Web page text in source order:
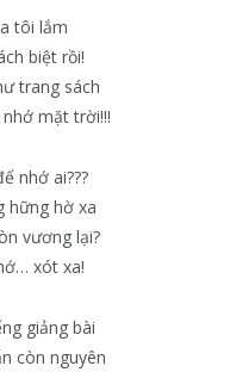
tôi lắm
biệt rồi!
trang sách
mặt trời!!!
nhớ ai???
hững hờ xa
vương lại?
xót xa!
giảng bài
còn nguyên